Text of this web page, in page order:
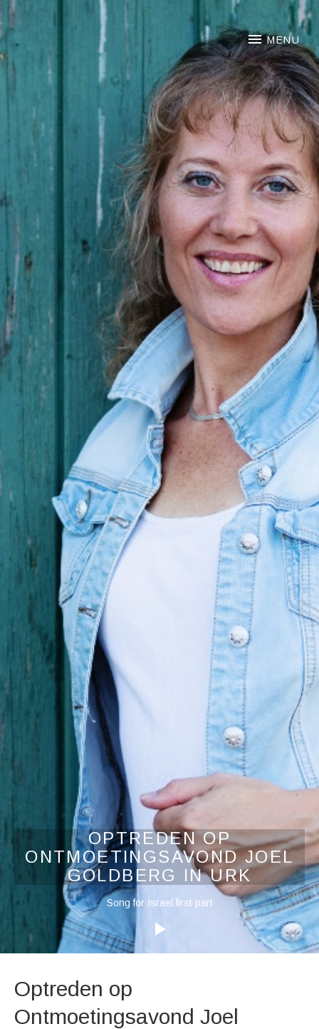
NOORTJE VAN
MENU
OPTREDEN OP
ONTMOETINGSAVOND JOEL
GOLDBERG IN URK
Audiospeler
Song for Israel first part
Optreden op
Ontmoetingsavond Joel